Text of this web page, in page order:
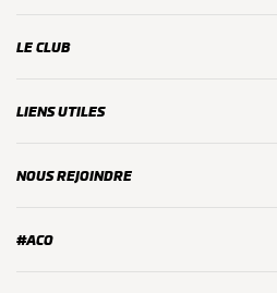
LE CLUB
LIENS UTILES
NOUS REJOINDRE
#ACO